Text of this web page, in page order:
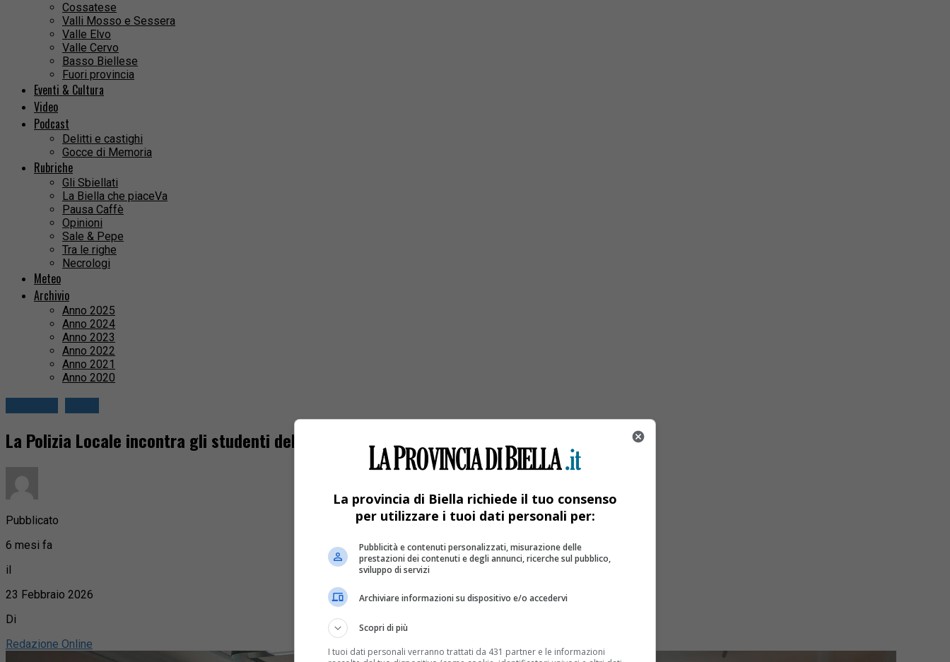
Cossatese
Valli Mosso e Sessera
Valle Elvo
Valle Cervo
Basso Biellese
Fuori provincia
Eventi & Cultura
Video
Podcast
Delitti e castighi
Gocce di Memoria
Rubriche
Gli Sbiellati
La Biella che piaceVa
Pausa Caffè
Opinioni
Sale & Pepe
Tra le righe
Necrologi
Meteo
Archivio
Anno 2025
Anno 2024
Anno 2023
Anno 2022
Anno 2021
Anno 2020
La Polizia Locale incontra gli studenti del Liceo Scientifico Sportivo
Pubblicato
6 mesi fa
il
23 Febbraio 2026
Di
Redazione Online
La provincia di Biella richiede il tuo consenso
per utilizzare i tuoi dati personali per:
Pubblicità e contenuti personalizzati, misurazione delle
prestazioni dei contenuti e degli annunci, ricerche sul pubblico,
sviluppo di servizi
Archiviare informazioni su dispositivo e/o accedervi
Scopri di più
I tuoi dati personali verranno trattati da 431 partner e le informazioni